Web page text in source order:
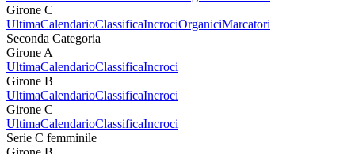
Girone C
UltimaCalendarioClassificaIncrociOrganiciMarcatori
Seconda Categoria
Girone A
UltimaCalendarioClassificaIncroci
Girone B
UltimaCalendarioClassificaIncroci
Girone C
UltimaCalendarioClassificaIncroci
Serie C femminile